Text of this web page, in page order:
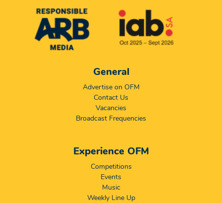
General
Advertise on OFM
Contact Us
Vacancies
Broadcast Frequencies
Experience OFM
Competitions
Events
Music
Weekly Line Up